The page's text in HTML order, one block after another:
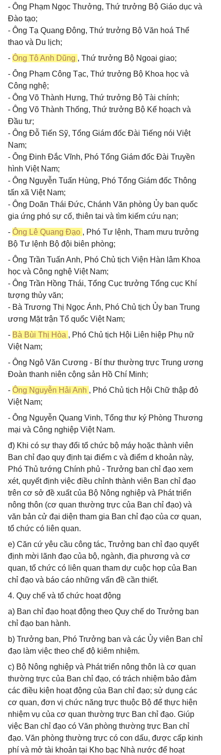
- Ông Phạm Ngọc Thưởng, Thứ trưởng Bộ Giáo dục và
Đào tạo;
- Ông Tạ Quang Đông, Thứ trưởng Bộ Văn hoá Thể
thao và Du lịch;
- Ông Tô Anh Dũng , Thứ trưởng Bộ Ngoại giao;
- Ông Phạm Công Tạc, Thứ trưởng Bộ Khoa học và
Công nghệ;
- Ông Võ Thành Hưng, Thứ trưởng Bộ Tài chính;
- Ông Võ Thành Thống, Thứ trưởng Bộ Kế hoạch và
Đầu tư;
- Ông Đỗ Tiến Sỹ, Tổng Giám đốc Đài Tiếng nói Việt
Nam;
- Ông Đinh Đắc Vĩnh, Phó Tổng Giám đốc Đài Truyền
hình Việt Nam;
- Ông Nguyễn Tuấn Hùng, Phó Tổng Giám đốc Thông
tấn xã Việt Nam;
- Ông Doãn Thái Đức, Chánh Văn phòng Ủy ban quốc
gia ứng phó sự cố, thiên tai và tìm kiếm cứu nạn;
- Ông Lê Quang Đạo , Phó Tư lệnh, Tham mưu trưởng
Bộ Tư lệnh Bộ đội biên phòng;
- Ông Trần Tuấn Anh, Phó Chủ tịch Viện Hàn lâm Khoa
học và Công nghệ Việt Nam;
- Ông Trần Hồng Thái, Tổng Cục trưởng Tổng cục Khí
tượng thủy văn;
- Bà Trương Thị Ngọc Ánh, Phó Chủ tịch Ủy ban Trung
ương Mặt trận Tổ quốc Việt Nam;
- Bà Bùi Thị Hòa , Phó Chủ tịch Hội Liên hiệp Phụ nữ
Việt Nam;
- Ông Ngô Văn Cương - Bí thư thường trực Trung ương
Đoàn thanh niên cộng sản Hồ Chí Minh;
- Ông Nguyễn Hải Anh , Phó Chủ tịch Hội Chữ thập đỏ
Việt Nam;
- Ông Nguyễn Quang Vinh, Tổng thư ký Phòng Thương
mại và Công nghiệp Việt Nam.
đ) Khi có sự thay đổi tổ chức bộ máy hoặc thành viên
Ban chỉ đạo quy định tại điểm c và điểm d khoản này,
Phó Thủ tướng Chính phủ - Trưởng ban chỉ đạo xem
xét, quyết định việc điều chỉnh thành viên Ban chỉ đạo
trên cơ sở đề xuất của Bộ Nông nghiệp và Phát triển
nông thôn (cơ quan thường trực của Ban chỉ đạo) và
văn bản cử đại diện tham gia Ban chỉ đạo của cơ quan,
tổ chức có liên quan.
e) Căn cứ yêu cầu công tác, Trưởng ban chỉ đạo quyết
định mời lãnh đạo của bộ, ngành, địa phương và cơ
quan, tổ chức có liên quan tham dự cuộc họp của Ban
chỉ đạo và báo cáo những vấn đề cần thiết.
4. Quy chế và tổ chức hoạt động
a) Ban chỉ đạo hoạt động theo Quy chế do Trưởng ban
chỉ đạo ban hành.
b) Trưởng ban, Phó Trưởng ban và các Ủy viên Ban chỉ
đạo làm việc theo chế độ kiêm nhiệm.
c) Bộ Nông nghiệp và Phát triển nông thôn là cơ quan
thường trực của Ban chỉ đạo, có trách nhiệm bảo đảm
các điều kiện hoạt động của Ban chỉ đạo; sử dụng các
cơ quan, đơn vị chức năng trực thuộc Bộ để thực hiện
nhiệm vụ của cơ quan thường trực Ban chỉ đạo. Giúp
việc Ban chỉ đạo có Văn phòng thường trực Ban chỉ
đạo. Văn phòng thường trực có con dấu, được cấp kinh
phí và mở tài khoản tại Kho bạc Nhà nước để hoạt